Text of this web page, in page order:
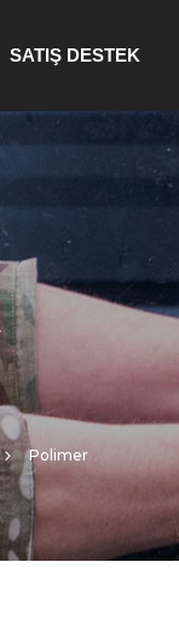
SATIŞ DESTEK
Polimer